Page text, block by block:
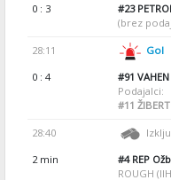
0 : 3
#23
(brez
28:11 Gol
0 : 4
#91
Podajalci:
#11
28:40
2 min
#4REP
ROUGH